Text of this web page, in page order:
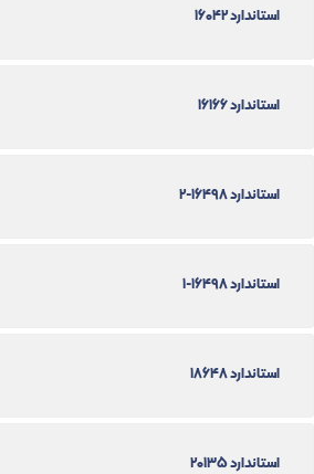
استاندارد 16042
استاندارد 16166
استاندارد 16498-2
استاندارد 16498-1
استاندارد 18648
استاندارد 20135